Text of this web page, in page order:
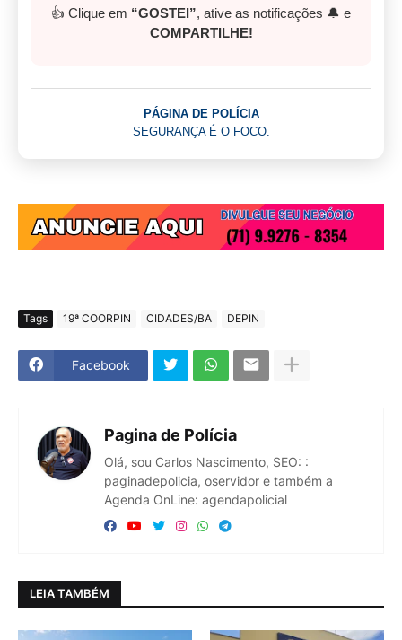
👍 Clique em “GOSTEI”, ative as notificações 🔔 e
COMPARTILHE!
PÁGINA DE POLÍCIA
SEGURANÇA É O FOCO.
Tags 19ª COORPIN CIDADES/BA DEPIN
Facebook
Pagina de Polícia
Olá, sou Carlos Nascimento, SEO: :
paginadepolicia, oservidor e também a
Agenda OnLine: agendapolicial
LEIA TAMBÉM